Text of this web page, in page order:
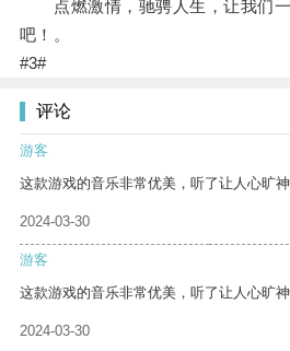
点燃激情，驰骋人生，让我们一
吧！。
#3#
评论
游客
这款游戏的音乐非常优美，听了让人心旷神
2024-03-30
游客
这款游戏的音乐非常优美，听了让人心旷神
2024-03-30